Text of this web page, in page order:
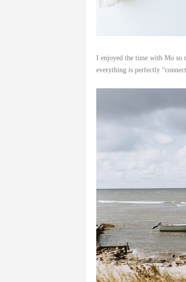
I enjoyed the time with Mo so
everything is perfectly